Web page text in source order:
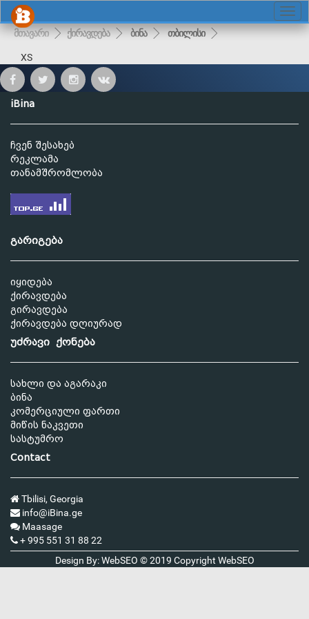
მთავარი ქირავდება ბინა თბილისი
XS
iBina
ჩვენ შესახებ
რეკლამა
თანამშრომლობა
გარიგება
იყიდება
ქირავდება
გირავდება
ქირავდება დღიურად
უძრავი ქონება
სახლი და აგარაკი
ბინა
კომერციული ფართი
მიწის ნაკვეთი
სასტუმრო
Contact
Tbilisi, Georgia
info@iBina.ge
Maasage
+ 995 551 31 88 22
Design By: WebSEO © 2019 Copyright WebSEO